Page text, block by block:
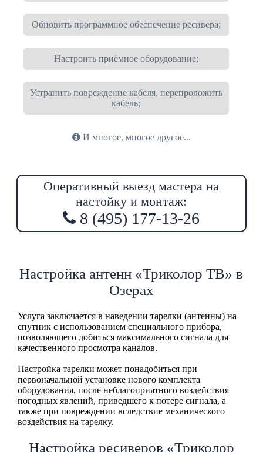
Обновить программное обеспечение ресивера;
Настроить приёмное оборудование;
Устранить повреждение кабеля, перепроложить
кабель;
И многое, многое другое...
Оперативный выезд мастера на
настойку и монтаж:
8 (495) 177-13-26
Настройка антенн «Триколор ТВ» в
Озерах
Услуга заключается в наведении тарелки (антенны) на
спутник с использованием специального прибора,
позволяющего добиться максимального сигнала для
качественного просмотра каналов.
Настройка тарелки может понадобиться при
первоначальной установке нового комплекта
оборудования, после неблагоприятного воздействия
погодных явлений, приведшего к потере сигнала, а
также при повреждении вследствие механического
воздействия на тарелку.
Настройка ресиверов «Триколор